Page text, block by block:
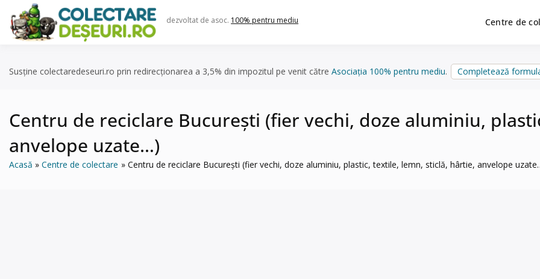
content
dezvoltat de asoc. 100% pentru mediu Centre de
Susține colectaredeseuri.ro prin redirecționarea a 3,5% din impozitul pe venit către Asociația 100% pentru mediu. Completează
Centru de reciclare București (fier vechi, doze aluminiu,
anvelope uzate…)
Acasă Centre de colectare Centru de reciclare București (fier vechi, doze aluminiu, plastic, textile, lemn, sticlă, hârtie, anvelope